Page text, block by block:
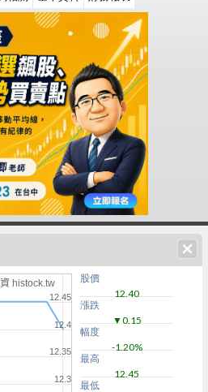
histock.tw
12.3
12.35
12.4
12.45
股價
12.40
漲跌
▼0.15
幅度
-1.20%
最高
12.45
最低